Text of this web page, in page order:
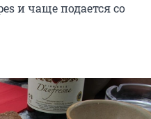
и чаще подается со